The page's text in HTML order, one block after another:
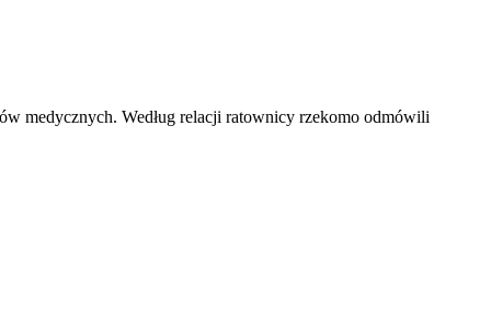
medycznych. Według relacji ratownicy rzekomo odmówili